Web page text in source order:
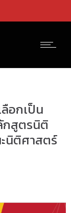
อกเป็น
กสูตรนิติ
ติศาสตร์